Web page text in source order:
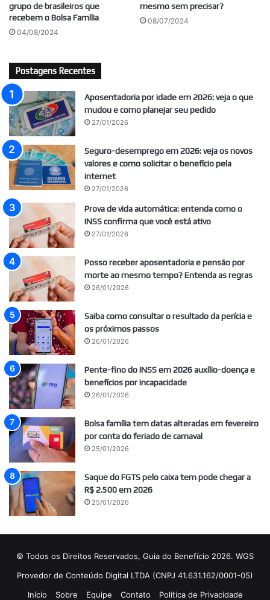
grupo de brasileiros que
recebem o Bolsa Família
04/08/2024
mesmo sem precisar?
08/07/2024
Postagens Recentes
Aposentadoria por idade em 2026: veja o que
mudou e como planejar seu pedido
27/01/2026
Seguro-desemprego em 2026: veja os novos
valores e como solicitar o benefício pela
internet
27/01/2026
Prova de vida automática: entenda como o
INSS confirma que você está ativo
27/01/2026
Posso receber aposentadoria e pensão por
morte ao mesmo tempo? Entenda as regras
26/01/2026
Saiba como consultar o resultado da perícia e
os próximos passos
26/01/2026
Pente-fino do INSS em 2026 auxílio-doença e
benefícios por incapacidade
26/01/2026
Bolsa família tem datas alteradas em fevereiro
por conta do feriado de carnaval
25/01/2026
Saque do FGTS pelo caixa tem pode chegar a
R$ 2.500 em 2026
25/01/2026
© Todos os Direitos Reservados, Guia do Benefício 2026. WGS
Provedor de Conteúdo Digital LTDA (CNPJ 41.631.162/0001-05)
Início
Sobre Equipe Contato Política de Privacidade